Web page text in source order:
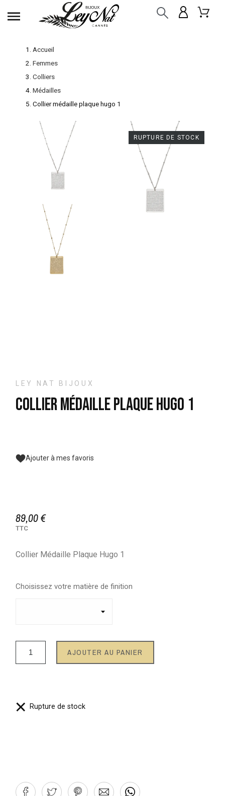
Accueil
Femmes
Colliers
Médailles
Collier médaille plaque hugo 1
RUPTURE DE STOCK
LEY NAT BIJOUX
Collier médaille plaque hugo 1
Ajouter à mes favoris
89,00 €
TTC
Collier Médaille Plaque Hugo 1
Choisissez votre matière de finition
AJOUTER AU PANIER
Rupture de stock